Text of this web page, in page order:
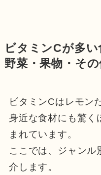
ビタミンCが多い
野菜・果物・そ
ビタミンCはレモン
身近な食材にも驚く
まれています。
ここでは、ジャンル
介します。